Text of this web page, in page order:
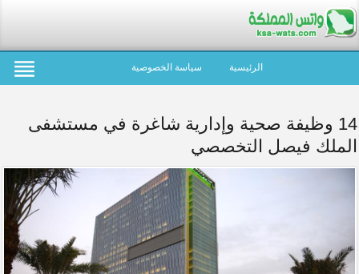
الرئيسية سياسة الخصوصية
14 وظيفة صحية وإدارية شاغرة في مستشفى
الملك فيصل التخصصي